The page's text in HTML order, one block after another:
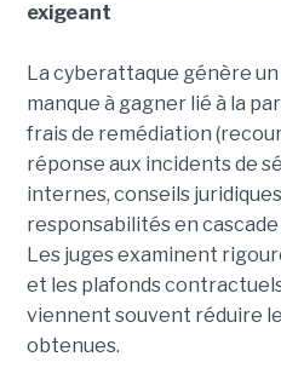
exigeant
La cyberattaque génère
manque à gagner lié à la
frais de remédiation
réponse aux incidents de
internes, conseils
responsabilités en
Les juges examinent
et les plafonds
viennent souvent réduire
obtenues.